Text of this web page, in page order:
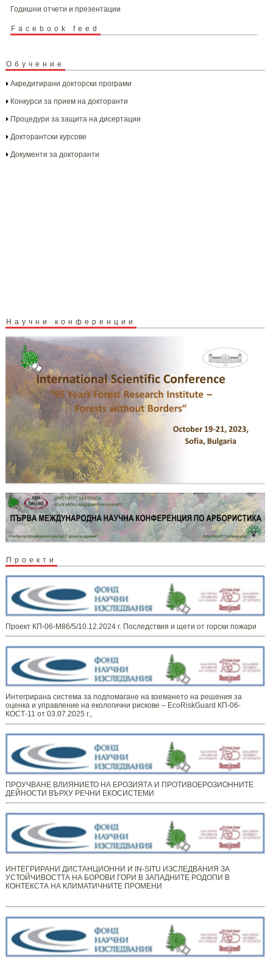
Годишни отчети и презентации
Facebook feed
Обучение
Акредитирани докторски програми
Конкурси за прием на докторанти
Процедури за защита на дисертации
Докторантски курсове
Документи за докторанти
Научни конференции
Проекти
Проект КП-06-М86/5/10.12.2024 г. Последствия и щети от горски пожари
Интегрирана система за подпомагане на вземането на решения за
оценка и управление на екологични рискове – EcoRiskGuard КП-06-
КОСТ-11 от 03.07.2025 г.,
ПРОУЧВАНЕ ВЛИЯНИЕТО НА ЕРОЗИЯТА И ПРОТИВОЕРОЗИОННИТЕ
ДЕЙНОСТИ ВЪРХУ РЕЧНИ ЕКОСИСТЕМИ
ИНТЕГРИРАНИ ДИСТАНЦИОННИ И IN-SITU ИЗСЛЕДВАНИЯ ЗА
УСТОЙЧИВОСТТА НА БОРОВИ ГОРИ В ЗАПАДНИТЕ РОДОПИ В
КОНТЕКСТА НА КЛИМАТИЧНИТЕ ПРОМЕНИ